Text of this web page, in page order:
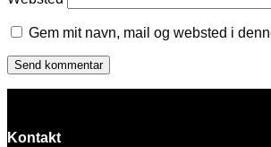
Gem mit navn, mail og websted i
Kontakt